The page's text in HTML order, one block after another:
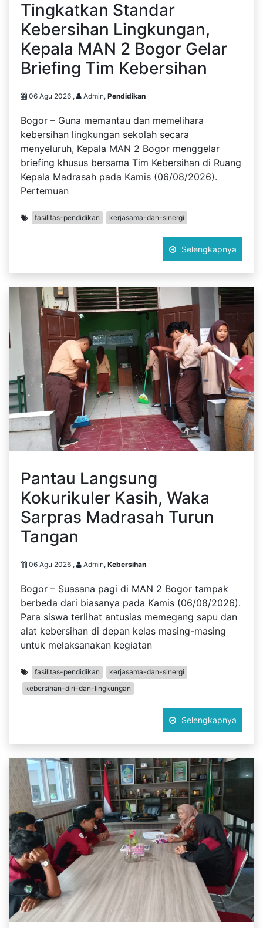
Tingkatkan Standar
Kebersihan Lingkungan,
Kepala MAN 2 Bogor Gelar
Briefing Tim Kebersihan
06 Agu 2026 , Admin, Pendidikan
Bogor – Guna memantau dan memelihara
kebersihan lingkungan sekolah secara
menyeluruh, Kepala MAN 2 Bogor menggelar
briefing khusus bersama Tim Kebersihan di Ruang
Kepala Madrasah pada Kamis (06/08/2026).
Pertemuan
fasilitas-pendidikan kerjasama-dan-sinergi
Selengkapnya
Pantau Langsung
Kokurikuler Kasih, Waka
Sarpras Madrasah Turun
Tangan
06 Agu 2026 , Admin, Kebersihan
Bogor – Suasana pagi di MAN 2 Bogor tampak
berbeda dari biasanya pada Kamis (06/08/2026).
Para siswa terlihat antusias memegang sapu dan
alat kebersihan di depan kelas masing-masing
untuk melaksanakan kegiatan
fasilitas-pendidikan
kerjasama-dan-sinergi
kebersihan-diri-dan-lingkungan
Selengkapnya